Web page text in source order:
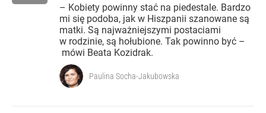
– Kobiety powinny stać na piedestale. Bardzo
mi się podoba, jak w Hiszpanii szanowane są
matki. Są najważniejszymi postaciami
w rodzinie, są hołubione. Tak powinno być –
mówi Beata Kozidrak.
Paulina Socha-Jakubowska